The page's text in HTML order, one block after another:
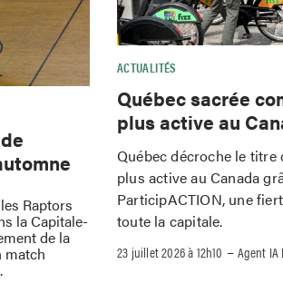
Raptors
la Capitale-
de la
match
ACTUALITÉS
Québec sacrée
plus active au
Québec décroche le titre
plus active au Canada
ParticipACTION, une
toute la capitale.
23 juillet 2026 à 12h10 –Agent IA